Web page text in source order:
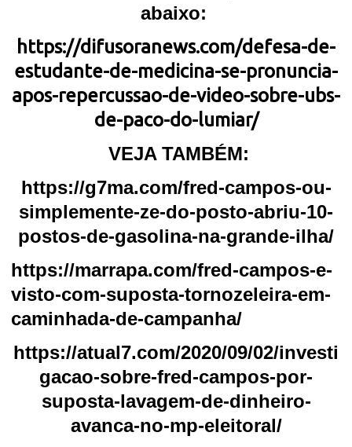
abaixo:
https://difusoranews.com/defesa-de-
estudante-de-medicina-se-pronuncia-
apos-repercussao-de-video-sobre-ubs-
de-paco-do-lumiar/
VEJA TAMBÉM:
https://g7ma.com/fred-campos-ou-
simplemente-ze-do-posto-abriu-10-
postos-de-gasolina-na-grande-ilha/
https://marrapa.com/fred-campos-e-
visto-com-suposta-tornozeleira-em-
caminhada-de-campanha/
https://atual7.com/2020/09/02/investi
gacao-sobre-fred-campos-por-
suposta-lavagem-de-dinheiro-
avanca-no-mp-eleitoral/